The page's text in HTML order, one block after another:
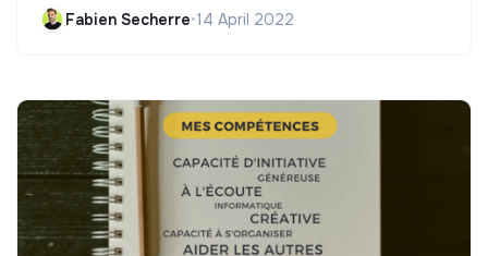
Fabien Secherre•14 April 2022